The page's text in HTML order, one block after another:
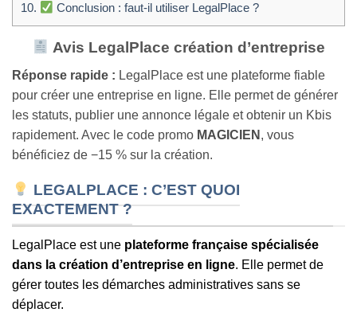
10.
Conclusion : faut-il utiliser LegalPlace ?
Avis LegalPlace création d’entreprise
Réponse rapide : LegalPlace est une plateforme fiable
pour créer une entreprise en ligne. Elle permet de générer
les statuts, publier une annonce légale et obtenir un Kbis
rapidement. Avec le code promo MAGICIEN , vous
bénéficiez de −15 % sur la création.
LEGALPLACE : C’EST QUOI
EXACTEMENT ?
LegalPlace est une plateforme française spécialisée
dans la création d’entreprise en ligne. Elle permet de
gérer toutes les démarches administratives sans se
déplacer.